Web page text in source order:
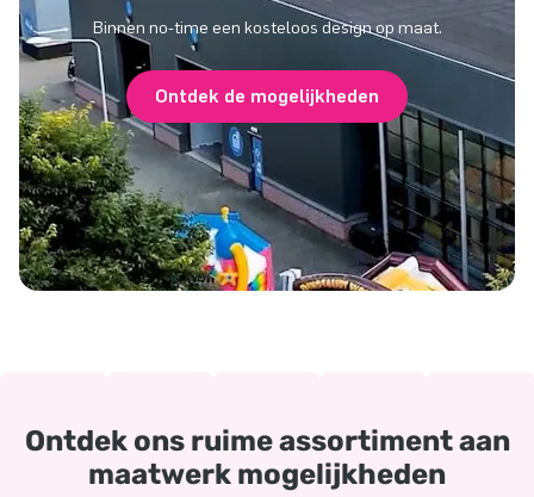
Binnen no-time een kosteloos design op maat.
Ontdek de mogelijkheden
Ontdek ons ruime assortiment aan
maatwerk mogelijkheden